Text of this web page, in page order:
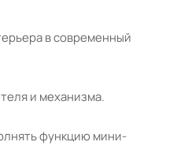
в современный
и механизма.
функцию мини-